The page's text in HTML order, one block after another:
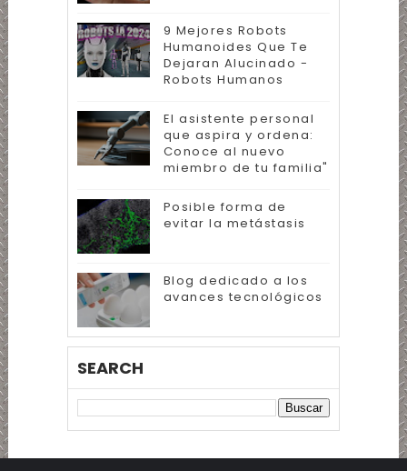
9 Mejores Robots
Humanoides Que Te
Dejaran Alucinado -
Robots Humanos
El asistente personal
que aspira y ordena:
Conoce al nuevo
miembro de tu familia"
Posible forma de
evitar la metástasis
Blog dedicado a los
avances tecnológicos
SEARCH